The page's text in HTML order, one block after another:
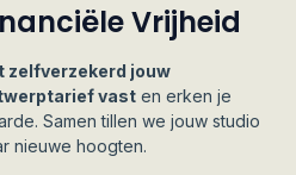
Vrijheid
zelfverzekerd jouw
vast en erken je
Samen tillen we jouw studio
nieuwe hoogten.